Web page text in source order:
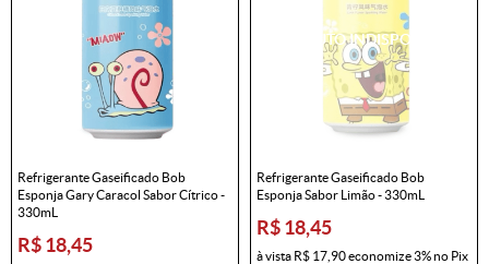
Refrigerante Gaseificado Bob
Esponja Gary Caracol Sabor Cítrico -
330mL
R$ 18,45
Refrigerante Gaseificado Bob
Esponja Sabor Limão - 330mL
R$ 18,45
à vista R$ 17,90economize3%no Pix